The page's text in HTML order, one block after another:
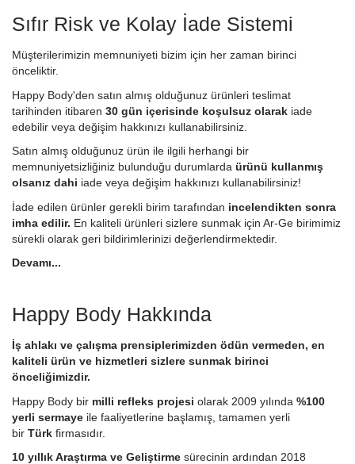
Sıfır Risk ve Kolay İade Sistemi
Müşterilerimizin memnuniyeti bizim için her zaman birinci
önceliktir.
Happy Body'den satın almış olduğunuz ürünleri teslimat
tarihinden itibaren 30 gün içerisinde koşulsuz olarak iade
edebilir veya değişim hakkınızı kullanabilirsiniz.
Satın almış olduğunuz ürün ile ilgili herhangi bir
memnuniyetsizliğiniz bulunduğu durumlarda ürünü kullanmış
olsanız dahi iade veya değişim hakkınızı kullanabilirsiniz!
İade edilen ürünler gerekli birim tarafından incelendikten sonra
imha edilir. En kaliteli ürünleri sizlere sunmak için Ar-Ge birimimiz
sürekli olarak geri bildirimlerinizi değerlendirmektedir.
Devamı...
Happy Body Hakkında
İş ahlakı ve çalışma prensiplerimizden ödün vermeden, en
kaliteli ürün ve hizmetleri sizlere sunmak birinci
önceliğimizdir.
Happy Body bir milli refleks projesi olarak 2009 yılında %100
yerli sermaye ile faaliyetlerine başlamış, tamamen yerli
bir Türk firmasıdır.
10 yıllık Araştırma ve Geliştirme sürecinin ardından 2018